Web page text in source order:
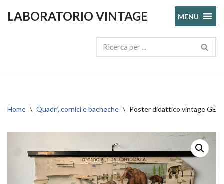
LABORATORIO VINTAGE MENU
Home \ Quadri, cornici e bacheche \ Poster didattico vintage